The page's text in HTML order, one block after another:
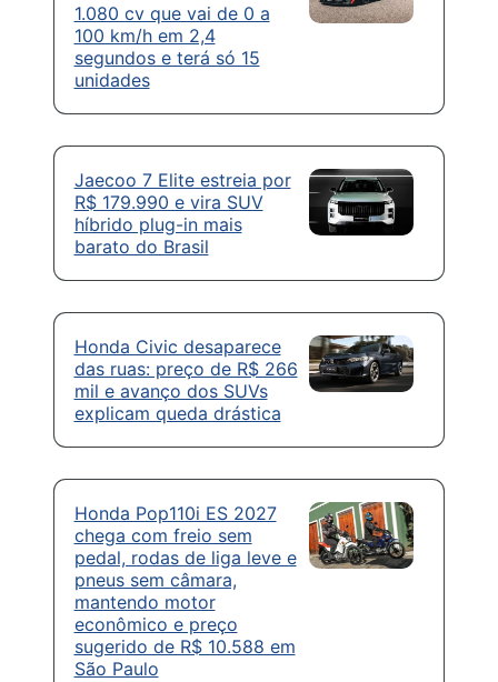
1.080 cv que vai de 0 a
100 km/h em 2,4
segundos e terá só 15
unidades
Jaecoo 7 Elite estreia por
R$ 179.990 e vira SUV
híbrido plug-in mais
barato do Brasil
Honda Civic desaparece
das ruas: preço de R$ 266
mil e avanço dos SUVs
explicam queda drástica
Honda Pop110i ES 2027
chega com freio sem
pedal, rodas de liga leve e
pneus sem câmara,
mantendo motor
econômico e preço
sugerido de R$ 10.588 em
São Paulo